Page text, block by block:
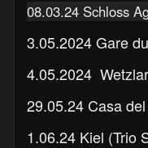
08.03.24 Schloss
3.05.2024 Gare
4.05.2024 Wetzlar
29.05.24 Casa
1.06.24 Kiel (Trio